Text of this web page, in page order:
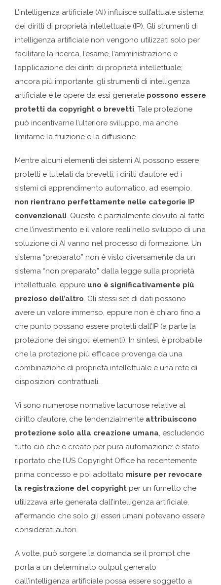
L’intelligenza artificiale (AI) influisce sull’attuale sistema
dei diritti di proprietà intellettuale (IP). Gli strumenti di
intelligenza artificiale non vengono utilizzati solo per
facilitare la ricerca, l’esame, l’amministrazione e
l’applicazione dei diritti di proprietà intellettuale;
ancora più importante, gli strumenti di intelligenza
artificiale e le opere da essi generate possono essere
protetti da copyright o brevetti. Tale protezione
può incentivarne l’ulteriore sviluppo, ma anche
limitarne la fruizione e la diffusione.
Mentre alcuni elementi dei sistemi Al possono essere
protetti e tutelati da brevetti, i diritti d’autore ed i
sistemi di apprendimento automatico, ad esempio,
non rientrano perfettamente nelle categorie IP
convenzionali. Questo è parzialmente dovuto al fatto
che l’investimento e il valore reali nello sviluppo di una
soluzione di AI vanno nel processo di formazione. Un
sistema “preparato” non è visto diversamente da un
sistema “non preparato” dalla legge sulla proprietà
intellettuale, eppure uno è significativamente più
prezioso dell’altro. Gli stessi set di dati possono
avere un valore immenso, eppure non è chiaro fino a
che punto possano essere protetti dall’IP (a parte la
protezione dei singoli elementi). In sintesi, è probabile
che la protezione più efficace provenga da una
combinazione di proprietà intellettuale e una rete di
disposizioni contrattuali.
Vi sono numerose normative lacunose relative al
diritto d’autore, che tendenzialmente attribuiscono
protezione solo alla creazione umana, escludendo
tutto ciò che è creato per pura automazione: è stato
riportato che l’US Copyright Office ha recentemente
prima concesso e poi adottato misure per revocare
la registrazione del copyright per un fumetto che
utilizzava arte generata dall’intelligenza artificiale,
affermando che solo gli esseri umani potevano essere
considerati autori.
A volte, può sorgere la domanda se il prompt che
porta a un determinato output generato
dall’intelligenza artificiale possa essere soggetto a